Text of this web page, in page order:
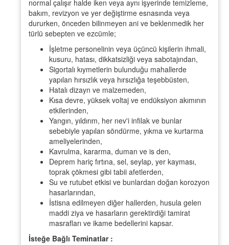
normal çalışır halde iken veya aynı işyerinde temizleme,
bakım, revizyon ve yer değiştirme esnasında veya
dururken, önceden bilinmeyen ani ve beklenmedik her
türlü sebepten ve ezcümle;
İşletme personelinin veya üçüncü kişilerin ihmali,
kusuru, hatası, dikkatsizliği veya sabotajından,
Sigortalı kıymetlerin bulunduğu mahallerde
yapılan hırsızlık veya hırsızlığa teşebbüsten,
Hatalı dizayn ve malzemeden,
Kısa devre, yüksek voltaj ve endüksiyon akımının
etkilerinden,
Yangın, yıldırım, her nev'i infilak ve bunlar
sebebiyle yapılan söndürme, yıkma ve kurtarma
ameliyelerinden,
Kavrulma, kararma, duman ve is den,
Deprem hariç fırtına, sel, seylap, yer kayması,
toprak çökmesi gibi tabii afetlerden,
Su ve rutubet etkisi ve bunlardan doğan korozyon
hasarlarından,
İstisna edilmeyen diğer hallerden, husula gelen
maddi ziya ve hasarların gerektirdiği tamirat
masrafları ve ikame bedellerini kapsar.
İsteğe Bağlı Teminatlar :